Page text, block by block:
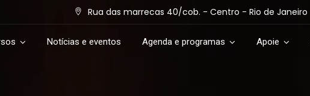
Rua das marrecas 40/cob. - Centro - Rio de Janeiro
Notícias e eventos Agenda e programas Apoie